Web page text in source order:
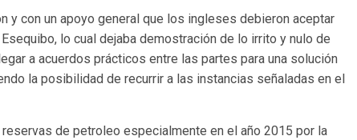
y con un apoyo general que los ingleses debieron aceptar
lo cual dejaba demostración de lo irrito y nulo de
a acuerdos prácticos entre las partes para una solución
la posibilidad de recurrir a las instancias señaladas en el
de petroleo especialmente en el año 2015 por la